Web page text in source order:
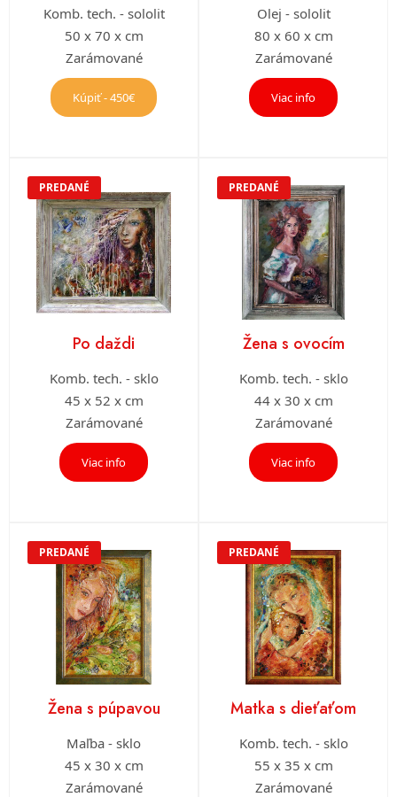
Komb. tech. - sololit
50 x 70 x cm
Zarámované
Kúpiť - 450€
Olej - sololit
80 x 60 x cm
Zarámované
Viac info
PREDANÉ
Po daždi
Komb. tech. - sklo
45 x 52 x cm
Zarámované
Viac info
PREDANÉ
Žena s ovocím
Komb. tech. - sklo
44 x 30 x cm
Zarámované
Viac info
PREDANÉ
Žena s púpavou
Maľba - sklo
45 x 30 x cm
Zarámované
PREDANÉ
Matka s dieťaťom
Komb. tech. - sklo
55 x 35 x cm
Zarámované